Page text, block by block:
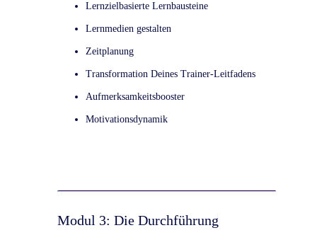
Lernzielbasierte Lernbausteine
Lernmedien gestalten
Zeitplanung
Transformation Deines Trainer-Leitfadens
Aufmerksamkeitsbooster
Motivationsdynamik
Modul 3: Die Durchführung